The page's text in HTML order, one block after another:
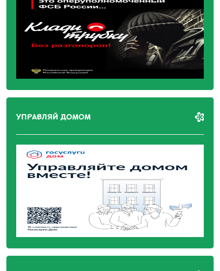
УПРАВЛЯЙ ДОМОМ